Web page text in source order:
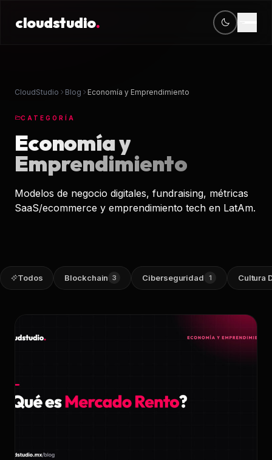
cloudstudio.
Diseño Web
Posicionamiento
Mantenimiento
Análisis de Datos
CloudStudio
Blog Economía y Emprendimiento
CATEGORÍA
Economía y
Emprendimiento
Modelos de negocio digitales, fundraising, métricas
SaaS/ecommerce y emprendimiento tech en LatAm.
Todos Blockchain 3 Ciberseguridad 1 Cultura